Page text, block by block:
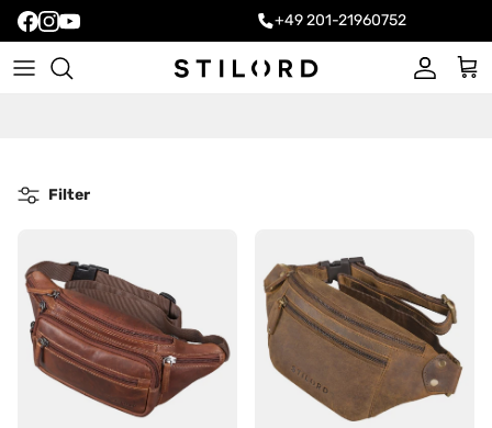
+49 201-21960752
Konto
Filter